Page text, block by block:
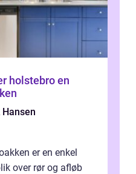
en
er en enkel
over rør og afløb